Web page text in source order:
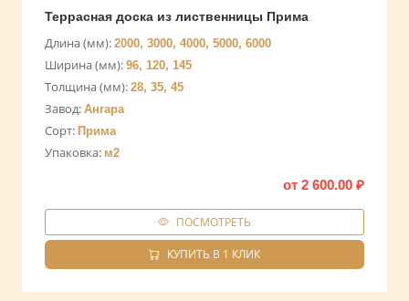
Террасная доска из лиственницы Прима
Длина (мм): 2000, 3000, 4000, 5000, 6000
Ширина (мм): 96, 120, 145
Толщина (мм): 28, 35, 45
Завод: Ангара
Сорт: Прима
Упаковка: м2
от 2 600.00 ₽
ПОСМОТРЕТЬ
КУПИТЬ В 1 КЛИК